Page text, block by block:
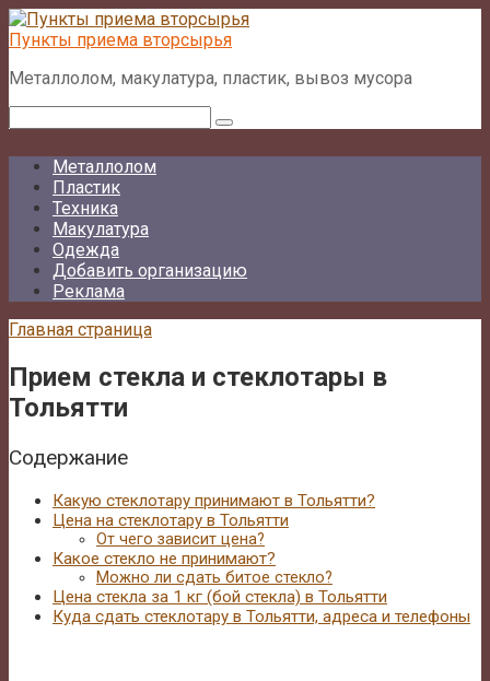
Перейти
к
Пункты приема вторсырья
Металлолом, макулатура, пластик, вывоз мусора
Металлолом
Пластик
Техника
Макулатура
Одежда
Добавить организацию
Реклама
Главная страница
Прием стекла и стеклотары в
Тольятти
Содержание
Какую стеклотару принимают в Тольятти?
Цена на стеклотару в Тольятти
От чего зависит цена?
Какое стекло не принимают?
Можно ли сдать битое стекло?
Цена стекла за 1 кг (бой стекла) в Тольятти
Куда сдать стеклотару в Тольятти, адреса и телефоны